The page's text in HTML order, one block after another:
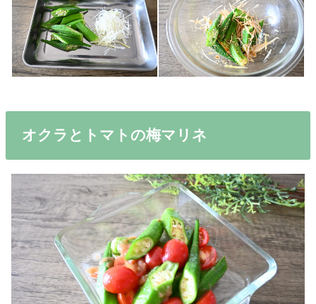
オクラとトマトの梅マリネ